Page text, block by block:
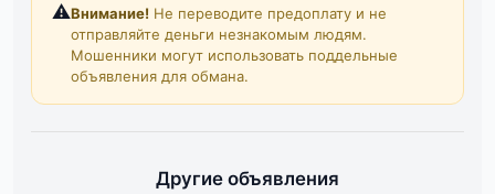
⚠️Внимание! Не переводите предоплату и не
отправляйте деньги незнакомым людям.
Мошенники могут использовать поддельные
объявления для обмана.
Другие объявления